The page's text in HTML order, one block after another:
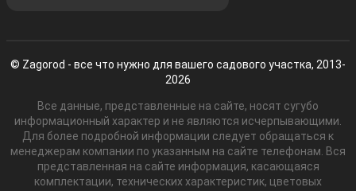
© Zagorod - все что нужно для вашего садового участка, 2013-
2026
Все данные, представленные на сайте, носят сугубо
информационный характер и не являются исчерпывающими.
Для более подробной информации следует обращаться к
менеджерам компании по указанным на сайте телефонам. Вся
представленная на сайте информация, касающаяся
комплектации, технических характеристик, цветовых